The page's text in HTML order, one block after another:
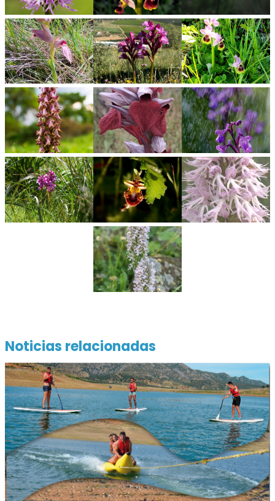
Noticias relacionadas